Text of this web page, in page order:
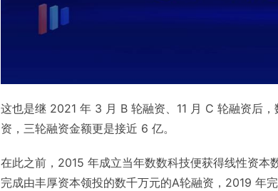
这也是继 2021 年 3 月 B 轮融资、11 月 C 轮融资后
资，三轮融资金额更是接近 6 亿。
在此之前，2015 年成立当年数数科技便获得线性资本
完成由丰厚资本领投的数千万元的A轮融资，2019 年